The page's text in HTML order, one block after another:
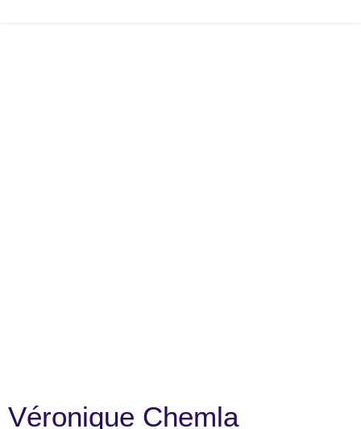
Véronique Chemla